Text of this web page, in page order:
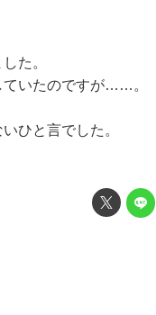
た。
ていたのですが……。
ひと言でした。